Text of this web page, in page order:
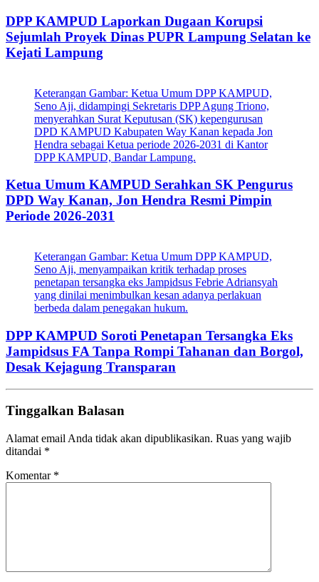
DPP KAMPUD Laporkan Dugaan Korupsi
Sejumlah Proyek Dinas PUPR Lampung Selatan ke
Kejati Lampung
Keterangan Gambar: Ketua Umum DPP KAMPUD,
Seno Aji, didampingi Sekretaris DPP Agung Triono,
menyerahkan Surat Keputusan (SK) kepengurusan
DPD KAMPUD Kabupaten Way Kanan kepada Jon
Hendra sebagai Ketua periode 2026-2031 di Kantor
DPP KAMPUD, Bandar Lampung.
Ketua Umum KAMPUD Serahkan SK Pengurus
DPD Way Kanan, Jon Hendra Resmi Pimpin
Periode 2026-2031
Keterangan Gambar: Ketua Umum DPP KAMPUD,
Seno Aji, menyampaikan kritik terhadap proses
penetapan tersangka eks Jampidsus Febrie Adriansyah
yang dinilai menimbulkan kesan adanya perlakuan
berbeda dalam penegakan hukum.
DPP KAMPUD Soroti Penetapan Tersangka Eks
Jampidsus FA Tanpa Rompi Tahanan dan Borgol,
Desak Kejagung Transparan
Tinggalkan Balasan
Alamat email Anda tidak akan dipublikasikan. Ruas yang wajib
ditandai *
Komentar *